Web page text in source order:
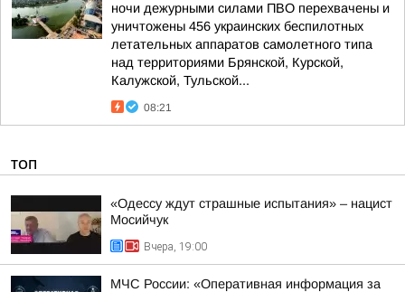
ночи дежурными силами ПВО перехвачены и
уничтожены 456 украинских беспилотных
летательных аппаратов самолетного типа
над территориями Брянской, Курской,
Калужской, Тульской...
08:21
ТОП
«Одессу ждут страшные испытания» – нацист
Мосийчук
Вчера, 19:00
МЧС России: «Оперативная информация за